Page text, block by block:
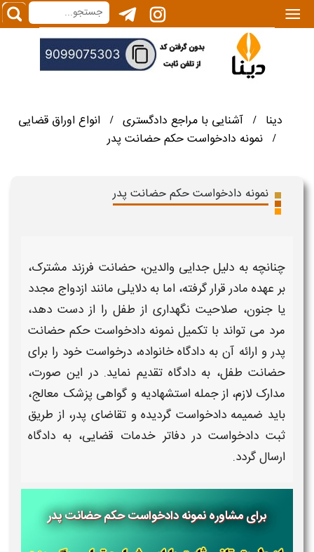
|||
دینا / آشنایی با مراجع دادگستری / انواع اوراق قضایی
/ نمونه دادخواست حکم حضانت پدر
نمونه دادخواست حکم حضانت پدر
چنانچه به دلیل جدایی والدین،حضانت فرزند مشترک،
بر عهده مادر قرار گرفته، اما به دلایلی مانند ازدواج مجدد
یا جنون، صلاحیت نگهداری از طفل را از دست دهد،
مرد می تواند با تکمیل نمونه دادخواست حکم حضانت
پدرو ارائه آن به دادگاه خانواده، درخواست خود را برای
حضانت طفل، به دادگاه تقدیم نماید. در این صورت،
مدارک لازم، از جمله استشهادیه و گواهی پزشک معالج،
باید ضمیمه دادخواست گردیده و تقاضای پدر، از طریق
ثبتدادخواستدر دفاتر خدمات قضایی، به دادگاه
ارسال گردد.
برای مشاوره نمونه دادخواست حکم حضانت پدر